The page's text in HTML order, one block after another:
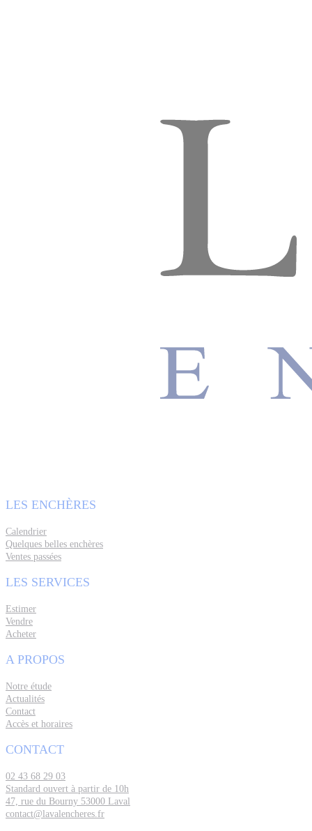
LES ENCHÈRES
Calendrier
Quelques belles enchères
Ventes passées
LES SERVICES
Estimer
Vendre
Acheter
A PROPOS
Notre étude
Actualités
Contact
Accès et horaires
CONTACT
02 43 68 29 03
Standard ouvert à partir de 10h
47, rue du Bourny 53000 Laval
contact@lavalencheres.fr